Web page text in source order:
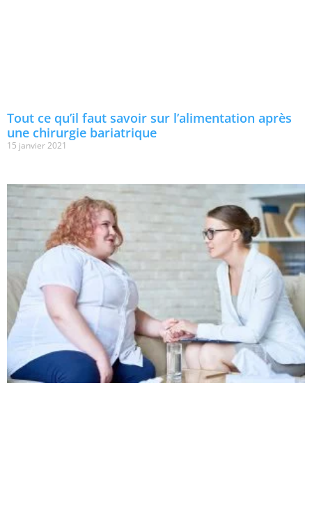
Tout ce qu’il faut savoir sur l’alimentation après
une chirurgie bariatrique
15 janvier 2021